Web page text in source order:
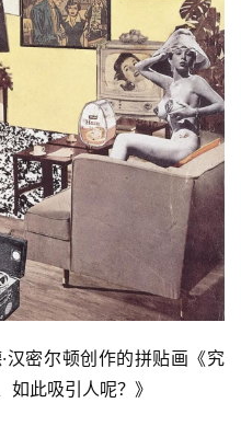
汉密尔顿创作的拼贴画《究
此吸引人呢？》